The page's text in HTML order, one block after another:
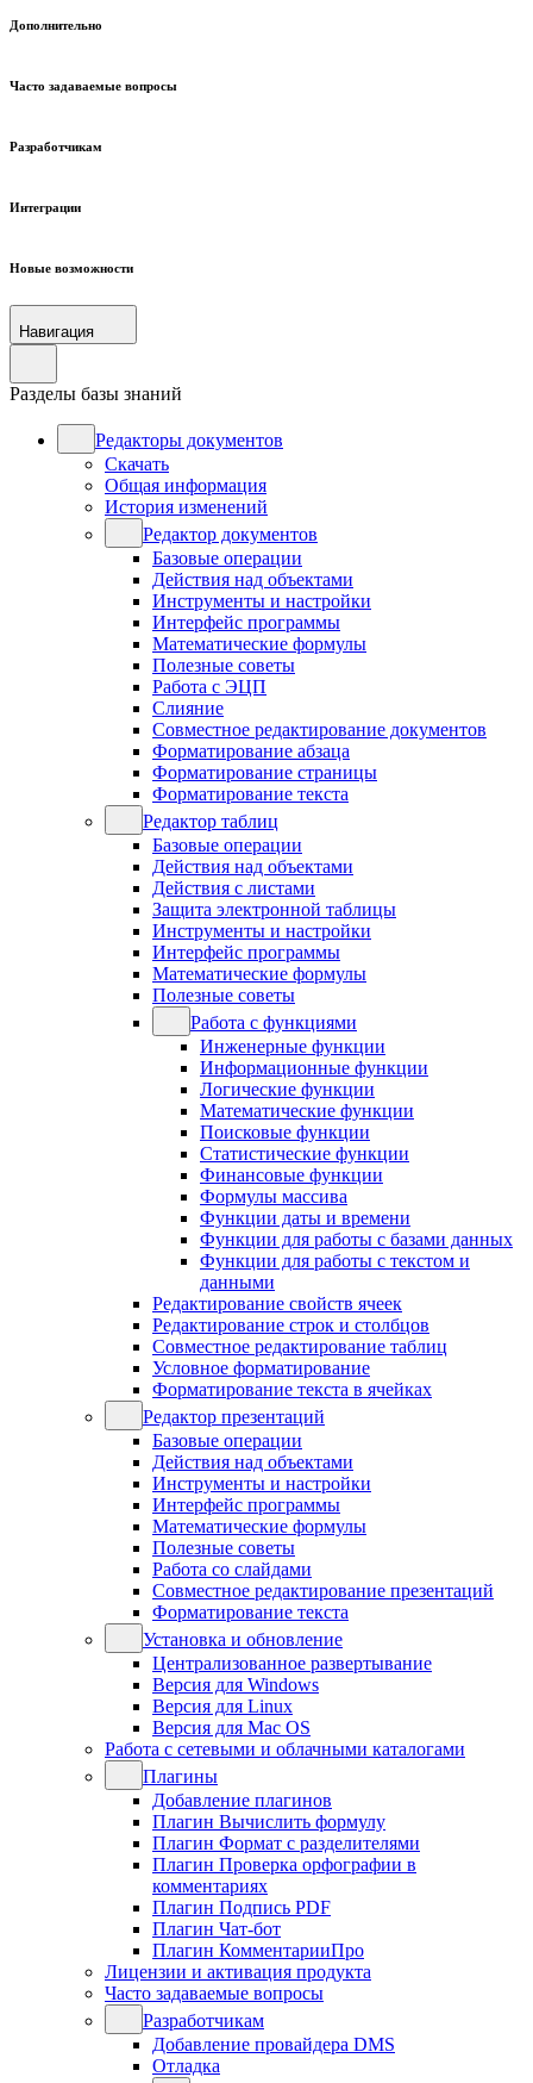
Дополнительно
Часто задаваемые вопросы
Разработчикам
Интеграции
Новые возможности
Навигация
Разделы базы знаний
Редакторы документов
Скачать
Общая информация
История изменений
Редактор документов
Базовые операции
Действия над объектами
Инструменты и настройки
Интерфейс программы
Математические формулы
Полезные советы
Работа с ЭЦП
Слияние
Совместное редактирование документов
Форматирование абзаца
Форматирование страницы
Форматирование текста
Редактор таблиц
Базовые операции
Действия над объектами
Действия с листами
Защита электронной таблицы
Инструменты и настройки
Интерфейс программы
Математические формулы
Полезные советы
Работа с функциями
Инженерные функции
Информационные функции
Логические функции
Математические функции
Поисковые функции
Статистические функции
Финансовые функции
Формулы массива
Функции даты и времени
Функции для работы с базами данных
Функции для работы с текстом и
данными
Редактирование свойств ячеек
Редактирование строк и столбцов
Совместное редактирование таблиц
Условное форматирование
Форматирование текста в ячейках
Редактор презентаций
Базовые операции
Действия над объектами
Инструменты и настройки
Интерфейс программы
Математические формулы
Полезные советы
Работа со слайдами
Совместное редактирование презентаций
Форматирование текста
Установка и обновление
Централизованное развертывание
Версия для Windows
Версия для Linux
Версия для Mac OS
Работа с сетевыми и облачными каталогами
Плагины
Добавление плагинов
Плагин Вычислить формулу
Плагин Формат с разделителями
Плагин Проверка орфографии в
комментариях
Плагин Подпись PDF
Плагин Чат-бот
Плагин КомментарииПро
Лицензии и активация продукта
Часто задаваемые вопросы
Разработчикам
Добавление провайдера DMS
Отладка